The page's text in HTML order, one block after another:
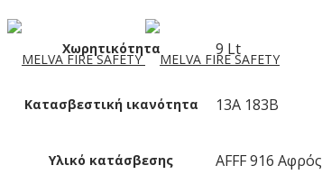
Χωρητικότητα 9 Lt
Κατασβεστική ικανότητα 13A 183B
Υλικό κατάσβεσης AFFF 916 Αφρός